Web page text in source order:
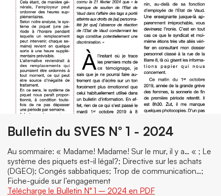
Bulletin du SVES N° 1 - 2024
Au sommaire: « Madame! Madame! Sur le mur, il y a… « ; Le
système des piquets est-il légal?; Directive sur les achats
(DGEO); Congés sabbatiques; Trop de communication…;
Fiche-guide sur l’engagement
Télécharge le Bulletin N° 1 – 2024 en PDF